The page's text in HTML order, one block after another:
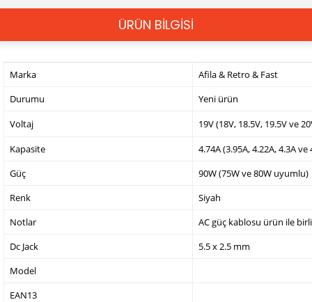
ÜRÜN BİLGİSİ
Marka
Afila & Retro & Fast
Durumu
Yeni ürün
Voltaj
19V (18V, 18.5V, 19.5V ve
Kapasite
4.74A (3.95A, 4.22A, 4.3A
Güç
90W (75W ve 80W uyumlu)
Renk
Siyah
Notlar
AC güç kablosu ürün ile
Dc Jack
5.5 x 2.5 mm
Model
EAN13